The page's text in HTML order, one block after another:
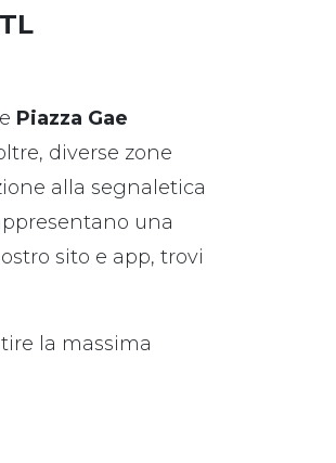
e Piazza Gae
diverse zone
alla segnaletica
una
sito e app, trovi
la massima